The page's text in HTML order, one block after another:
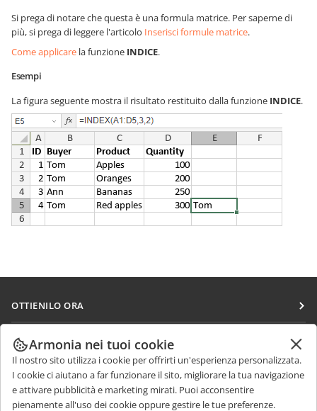
Si prega di notare che questa è una formula matrice. Per saperne di
più, si prega di leggere l'articolo Inserisci formule matrice.
Come applicare la funzione INDICE.
Esempi
La figura seguente mostra il risultato restituito dalla funzione INDICE.
OTTIENILO ORA
Docs
DocSpace
Workspace
Connettori
COLLABORA
Per i contributori
Per i traduttori
RICEVI NOTIZIE
Blog
RICEVI AIUTO
Armonia nei tuoi cookie
Il nostro sito utilizza i cookie per offrirti un'esperienza personalizzata.
I cookie ci aiutano a far funzionare il sito, migliorare la tua navigazione
e attivare pubblicità e marketing mirati. Puoi acconsentire
pienamente all'uso dei cookie oppure gestire le tue preferenze.